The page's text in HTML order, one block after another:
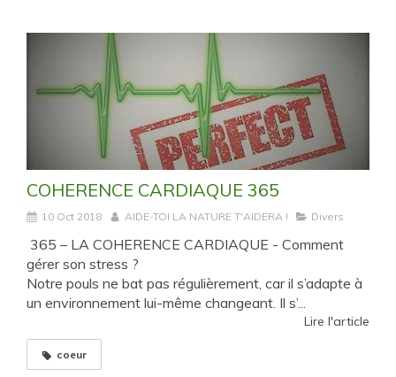
COHERENCE CARDIAQUE 365
10 Oct 2018 AIDE-TOI LA NATURE T'AIDERA ! Divers
365 – LA COHERENCE CARDIAQUE - Comment
gérer son stress ?
Notre pouls ne bat pas régulièrement, car il s’adapte à
un environnement lui-même changeant. Il s’...
Lire l'article
coeur